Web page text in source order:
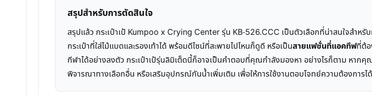
สรุปสำหรับการตัดสินใจ
สรุปแล้ว กระเป๋าเป้ Kumpoo x Crying Center รุ่น KB-526.CCC เป็นตัวเลือกที่น่าสนใจสำหรั
กระเป๋าที่ใส่ไม้แบดและรองเท้าได้ พร้อมดีไซน์ที่สะพายไปไหนก็ดูดี หรือเป็นสายแฟชั่นที่แอคทีฟที่ต้อ
กีฬาได้อย่างลงตัว กระเป๋าเป้รุ่นลิมิเต็ดนี้ก็อาจเป็นคำตอบที่คุณกำลังมองหา อย่างไรก็ตาม หาก
พิจารณาทางเลือกอื่น หรือเสริมอุปกรณ์กันน้ำเพิ่มเติม เพื่อให้การใช้งานตอบโจทย์ความต้องการ